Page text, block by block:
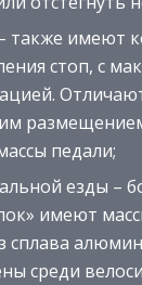
также имеют
стоп, с
педали;
езды –
имеют
сплава
среди